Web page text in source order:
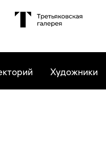
Художники